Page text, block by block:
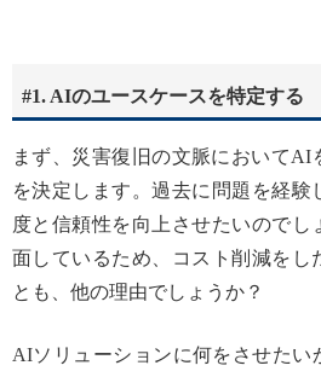
#1. AIのユースケースを特定する
まず、災害復旧の文脈においてAI
を決定します。過去に問題を経験
度と信頼性を向上させたいのでし
面しているため、コスト削減をし
とも、他の理由でしょうか？
AIソリューションに何をさせたい